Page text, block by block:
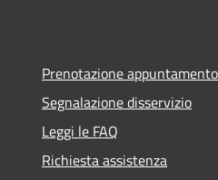
Prenotazione appuntamento
Segnalazione disservizio
Leggi le FAQ
Richiesta assistenza